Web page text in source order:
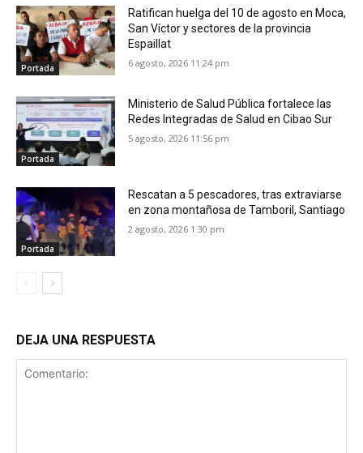
Portada
Ratifican huelga del 10 de agosto en Moca,
San Víctor y sectores de la provincia
Espaillat
6 agosto, 2026 11:24 pm
Portada
Ministerio de Salud Pública fortalece las
Redes Integradas de Salud en Cibao Sur
5 agosto, 2026 11:56 pm
Portada
Rescatan a 5 pescadores, tras extraviarse
en zona montañosa de Tamboril, Santiago
2 agosto, 2026 1:30 pm
DEJA UNA RESPUESTA